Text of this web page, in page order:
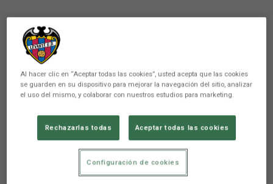
Alineaciones del partido entre
Al hacer clic en “Aceptar todas las cookies”, usted acepta que las cookies
se guarden en su dispositivo para mejorar la navegación del sitio, analizar
el uso del mismo, y colaborar con nuestros estudios para marketing.
Rechazarlas todas Aceptar todas las cookies
Configuración de cookies